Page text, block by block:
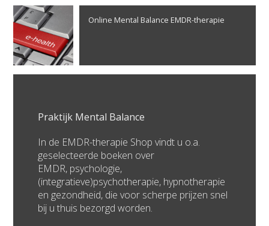
Online Mental Balance EMDR-therapie
Praktijk Mental Balance
In de EMDR-therapie Shop vindt u o.a.
geselecteerde boeken over
EMDR, psychologie,
(integratieve)psychotherapie, hypnotherapie
en gezondheid, die voor scherpe prijzen snel
bij u thuis bezorgd worden.